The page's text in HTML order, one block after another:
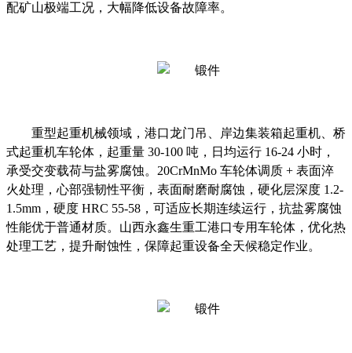
配矿山极端工况，大幅降低设备故障率。
重型起重机械领域，港口龙门吊、岸边集装箱起重机、桥
式起重机车轮体，起重量 30-100 吨，日均运行 16-24 小时，
承受交变载荷与盐雾腐蚀。20CrMnMo 车轮体调质 + 表面淬
火处理，心部强韧性平衡，表面耐磨耐腐蚀，硬化层深度 1.2-
1.5mm，硬度 HRC 55-58，可适应长期连续运行，抗盐雾腐蚀
性能优于普通材质。山西永鑫生重工港口专用车轮体，优化热
处理工艺，提升耐蚀性，保障起重设备全天候稳定作业。